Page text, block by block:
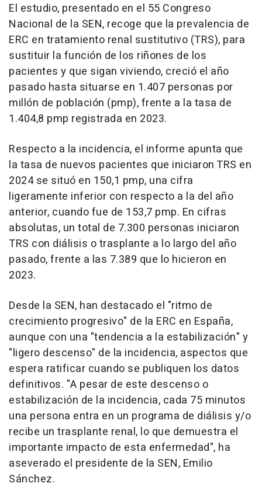
El estudio, presentado en el 55 Congreso
Nacional de la SEN, recoge que la prevalencia de
ERC en tratamiento renal sustitutivo (TRS), para
sustituir la función de los riñones de los
pacientes y que sigan viviendo, creció el año
pasado hasta situarse en 1.407 personas por
millón de población (pmp), frente a la tasa de
1.404,8 pmp registrada en 2023.
Respecto a la incidencia, el informe apunta que
la tasa de nuevos pacientes que iniciaron TRS en
2024 se situó en 150,1 pmp, una cifra
ligeramente inferior con respecto a la del año
anterior, cuando fue de 153,7 pmp. En cifras
absolutas, un total de 7.300 personas iniciaron
TRS con diálisis o trasplante a lo largo del año
pasado, frente a las 7.389 que lo hicieron en
2023.
Desde la SEN, han destacado el "ritmo de
crecimiento progresivo" de la ERC en España,
aunque con una "tendencia a la estabilización" y
"ligero descenso" de la incidencia, aspectos que
espera ratificar cuando se publiquen los datos
definitivos. "A pesar de este descenso o
estabilización de la incidencia, cada 75 minutos
una persona entra en un programa de diálisis y/o
recibe un trasplante renal, lo que demuestra el
importante impacto de esta enfermedad", ha
aseverado el presidente de la SEN, Emilio
Sánchez.